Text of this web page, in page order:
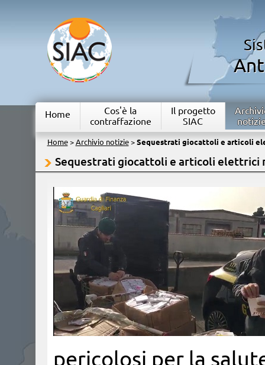
Home
Cos'è la
contraffazione
Il progetto
SIAC
Home> Archivio notizie> Sequestrati giocattoli e articoli
Sequestrati giocattoli e articoli elettrici
pericolosi per la